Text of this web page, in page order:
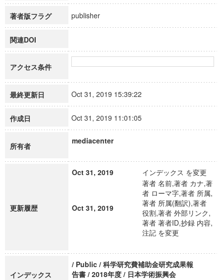
著者版フラグ publisher
関連DOI
アクセス条件
最終更新日 Oct 31, 2019 15:39:22
作成日 Oct 31, 2019 11:01:05
所有者
mediacenter
更新履歴
Oct 31, 2019 インデックス を変更
Oct 31, 2019
著者 名前,著者 カナ,著
者 ローマ字,著者 所属,
著者 所属(翻訳),著者
役割,著者 外部リンク,
著者 著者ID,抄録 内容,
注記 を変更
インデックス
/ Public / 科学研究費補助金研究成果報
告書 / 2018年度 / 日本学術振興会